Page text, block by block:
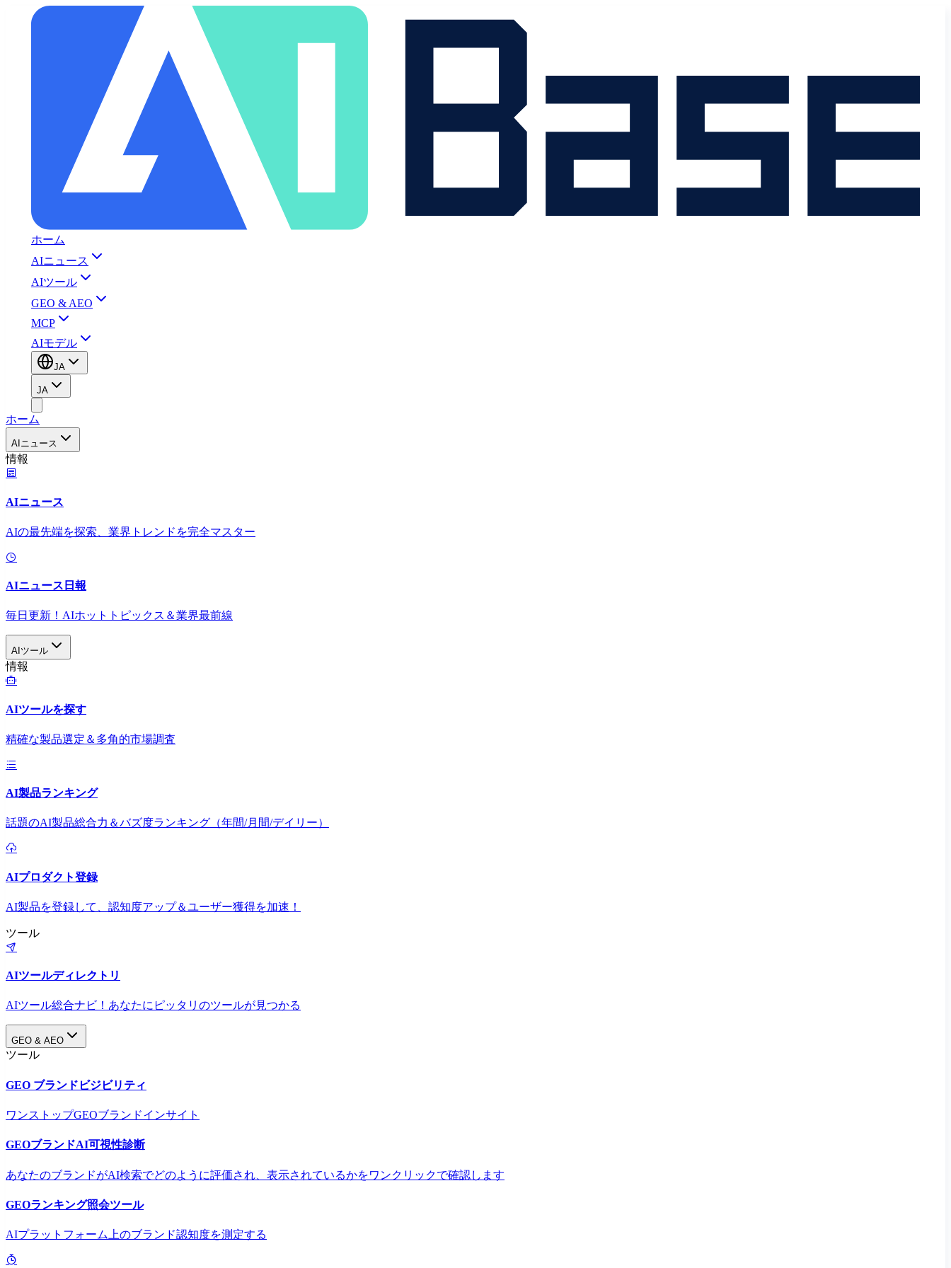
ホーム
AIニュース
AIツール
GEO & AEO
MCP
AIモデル
JA
JA
ホーム
AIニュース
情報
AIニュース
AIの最先端を探索、業界トレンドを完全マスター
AIニュース日報
毎日更新！AIホットトピックス＆業界最前線
AIツール
情報
AIツールを探す
精確な製品選定＆多角的市場調査
AI製品ランキング
話題のAI製品総合力＆バズ度ランキング（年間/月間/デイリー）
AIプロダクト登録
AI製品を登録して、認知度アップ＆ユーザー獲得を加速！
ツール
AIツールディレクトリ
AIツール総合ナビ！あなたにピッタリのツールが見つかる
GEO & AEO
ツール
GEO ブランドビジビリティ
ワンストップGEOブランドインサイト
GEOブランドAI可視性診断
あなたのブランドがAI検索でどのように評価され、表示されているかをワンクリックで確認します
GEOランキング照会ツール
AIプラットフォーム上のブランド認知度を測定する